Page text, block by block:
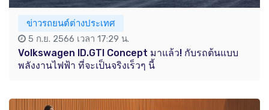
ข่าวรถยนต์ต่างประเทศ
5 ก.ย. 2566 เวลา 17:29 น.
Volkswagen ID.GTI Concept มาแล้ว! กับรถต้นแบบ
พลังงานไฟฟ้า ที่จะเป็นจริงเร็วๆ นี้